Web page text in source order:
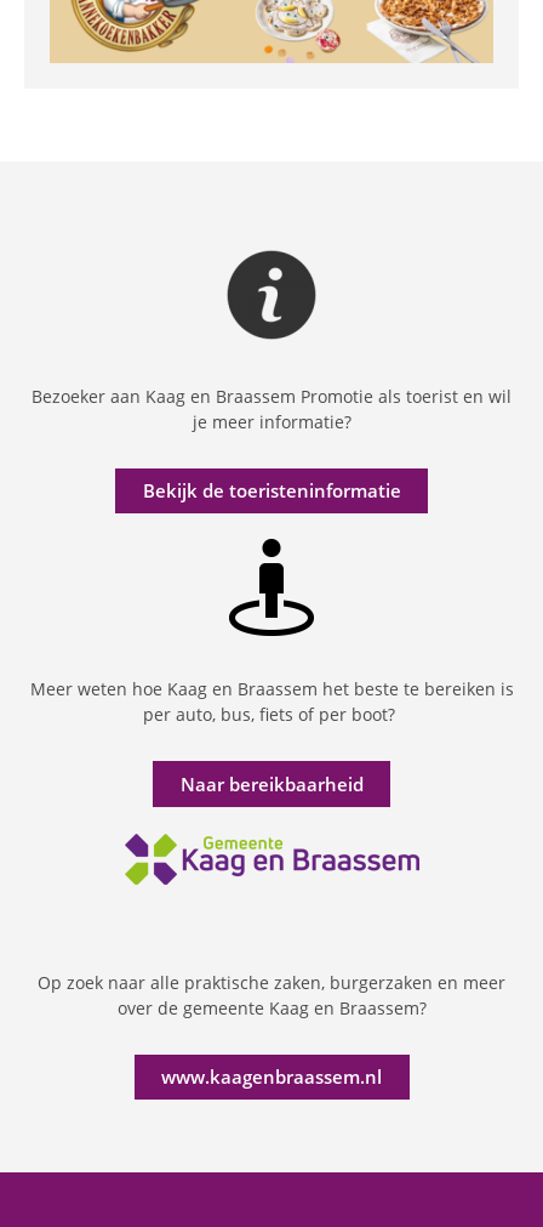
Bezoeker aan Kaag en Braassem Promotie als toerist en wil
je meer informatie?
Bekijk de toeristeninformatie
Meer weten hoe Kaag en Braassem het beste te bereiken is
per auto, bus, fiets of per boot?
Naar bereikbaarheid
Op zoek naar alle praktische zaken, burgerzaken en meer
over de gemeente Kaag en Braassem?
www.kaagenbraassem.nl